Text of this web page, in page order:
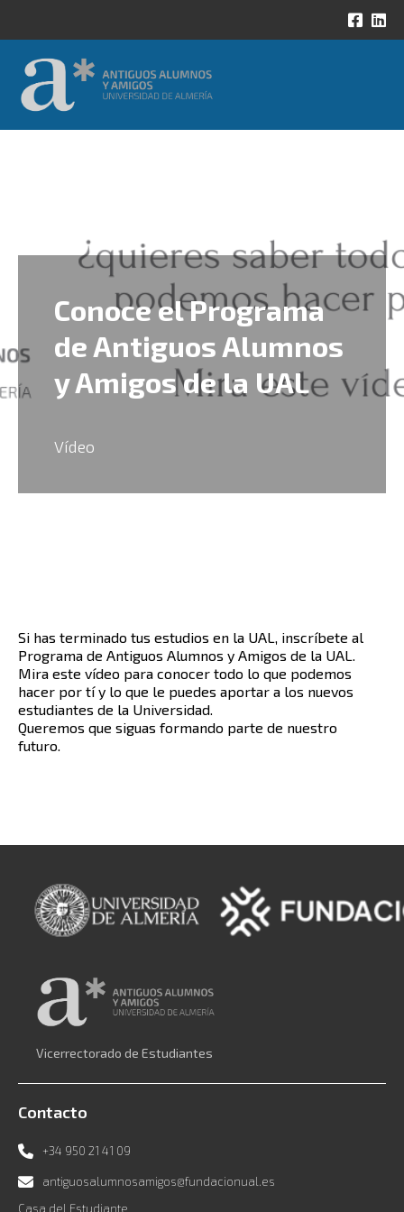
Conoce el Programa
de Antiguos Alumnos
y Amigos de la UAL
Vídeo
Si has terminado tus estudios en la UAL, inscríbete al
Programa de Antiguos Alumnos y Amigos de la UAL.
Mira este vídeo para conocer todo lo que podemos
hacer por tí y lo que le puedes aportar a los nuevos
estudiantes de la Universidad.
Queremos que siguas formando parte de nuestro
futuro.
Vicerrectorado de Estudiantes
Contacto
+34 950 21 41 09
antiguosalumnosamigos@fundacionual.es
Casa del Estudiante